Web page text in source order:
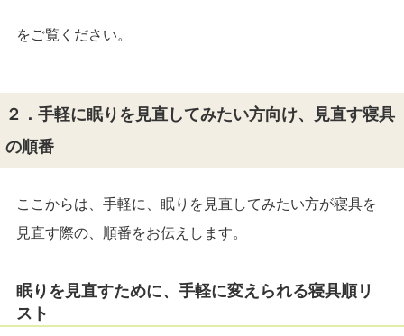
をご覧ください。
２．手軽に眠りを見直してみたい方向け、見直す寝具
の順番
ここからは、手軽に、眠りを見直してみたい方が寝具を
見直す際の、順番をお伝えします。
眠りを見直すために、手軽に変えられる寝具順リ
スト